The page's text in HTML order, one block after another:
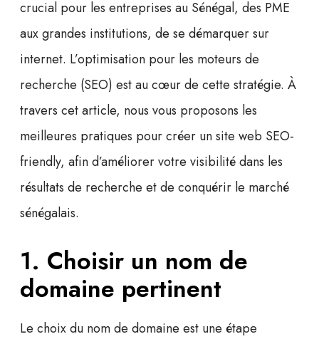
crucial pour les entreprises au Sénégal, des PME
aux grandes institutions, de se démarquer sur
internet. L’optimisation pour les moteurs de
recherche (SEO) est au cœur de cette stratégie. À
travers cet article, nous vous proposons les
meilleures pratiques pour créer un site web SEO-
friendly, afin d’améliorer votre visibilité dans les
résultats de recherche et de conquérir le marché
sénégalais.
1. Choisir un nom de
domaine pertinent
Le choix du nom de domaine est une étape